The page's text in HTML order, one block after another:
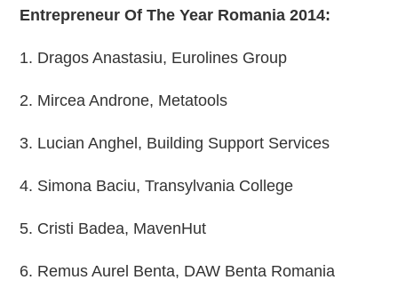
Entrepreneur Of The Year Romania 2014:
1. Dragos Anastasiu, Eurolines Group
2. Mircea Androne, Metatools
3. Lucian Anghel, Building Support Services
4. Simona Baciu, Transylvania College
5. Cristi Badea, MavenHut
6. Remus Aurel Benta, DAW Benta Romania